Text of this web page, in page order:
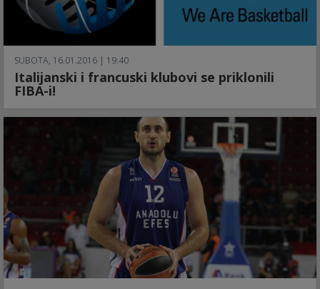
SUBOTA, 16.01.2016 | 19:40
Italijanski i francuski klubovi se priklonili
FIBA-i!